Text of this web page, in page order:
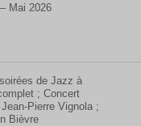
Mai 2026
de Jazz à
; Concert
Pierre Vignola ;
Bièvre